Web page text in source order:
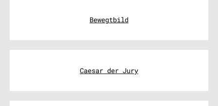
Bewegtbild
Caesar der Jury